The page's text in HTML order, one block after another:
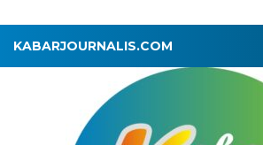
KABARJOURNALIS.COM